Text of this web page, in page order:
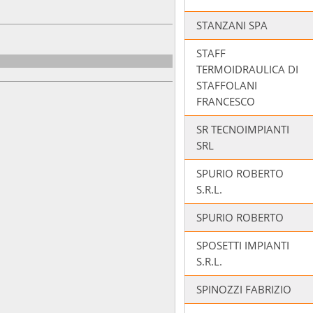
STANZANI SPA
STAFF
TERMOIDRAULICA DI
STAFFOLANI
FRANCESCO
SR TECNOIMPIANTI
SRL
SPURIO ROBERTO
S.R.L.
SPURIO ROBERTO
SPOSETTI IMPIANTI
S.R.L.
SPINOZZI FABRIZIO